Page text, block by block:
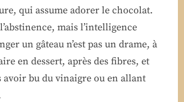
qui assume adorer le chocolat.
l’abstinence, mais l’intelligence
un gâteau n’est pas un drame, à
en dessert, après des fibres, et
avoir bu du vinaigre ou en allant